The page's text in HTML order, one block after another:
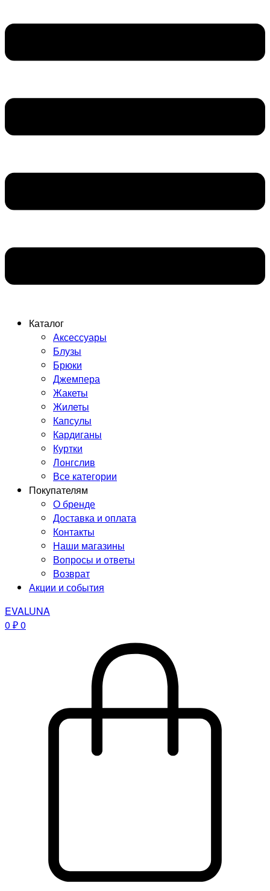
Каталог
Аксессуары
Блузы
Брюки
Джемпера
Жакеты
Жилеты
Капсулы
Кардиганы
Куртки
Лонгслив
Все категории
Покупателям
О бренде
Доставка и оплата
Контакты
Наши магазины
Вопросы и ответы
Возврат
Акции и события
EVALUNA
0 ₽0